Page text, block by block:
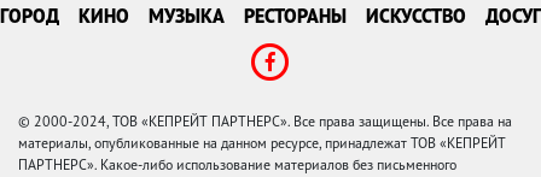
ГОРОД КИНО МУЗЫКА РЕСТОРАНЫ ИСКУССТВО ДОСУГ
© 2000-2024, ТОВ «КЕПРЕЙТ ПАРТНЕРС». Все права защищены. Все права на
материалы, опубликованные на данном ресурсе, принадлежат ТОВ «КЕПРЕЙТ
ПАРТНЕРС». Какое-либо использование материалов без письменного